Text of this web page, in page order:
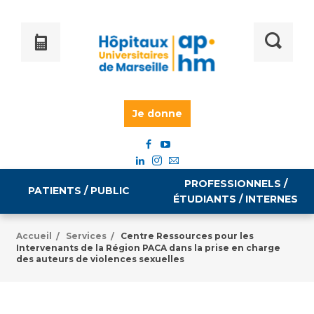
Je donne
PATIENTS / PUBLIC
Informations pratiques
PROFESSIONNELS /
ÉTUDIANTS / INTERNES
Égalité professionnelle
Accueil / Services /
Centre Ressources pour les
Intervenants de la Région PACA dans la prise en charge
des auteurs de violences sexuelles